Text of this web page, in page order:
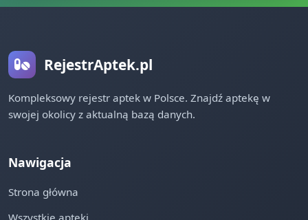
RejestrAptek.pl
Kompleksowy rejestr aptek w Polsce. Znajdź aptekę w
swojej okolicy z aktualną bazą danych.
Nawigacja
Strona główna
Wszystkie apteki